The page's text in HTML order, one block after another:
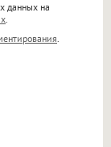
<li>,
данных на